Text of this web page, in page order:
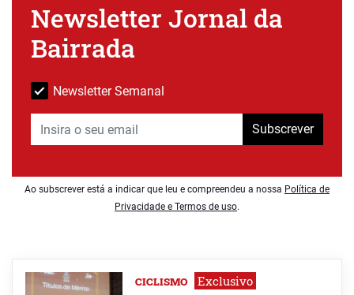
Newsletter Jornal da
Bairrada
Newsletter Semanal
Subscrever
Ao subscrever está a indicar que leu e compreendeu a nossa Política de
Privacidade e Termos de uso.
CICLISMO Exclusivo